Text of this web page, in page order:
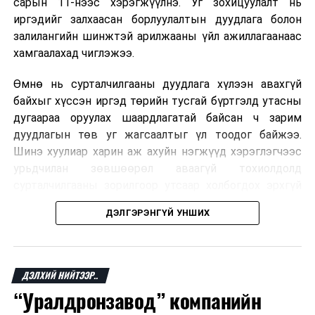
ДАРААХ МЭДЭЭ
Ерөнхийлөгч У.Хүрэлсүх, Австралийн Холбооны Улсын
Амбан захирагч Саманта Мостин нар дурсгалын мод
тарилаа
Тэгш дугаартай тээврийн хэрэгсэл өнөөдөр
хөдөлгөөнд оролцоно
сарын 11-нээс хэрэгжүүлнэ. Уг зохицуулалт нь
иргэдийг залхаасан борлуулалтын дуудлага болон
залилангийн шинжтэй арилжааны үйл ажиллагаанаас
хамгаалахад чиглэжээ.
Өмнө нь сурталчилгааны дуудлага хүлээн авахгүй
байхыг хүссэн иргэд төрийн тусгай бүртгэлд утасны
дугаараа оруулах шаардлагатай байсан ч зарим
дуудлагын төв уг жагсаалтыг үл тоодог байжээ.
Шинэ хуулиар харин аж ахуйн нэгжүүд хэрэглэгчээс
урьдчилан зөвшөөрөл аваагүй тохиолдолд
болно. Иргэн өгсөн зөвшөөрлөө хүссэн үедээ цуцлах
Францын эрх баригчдын тооцоолсноор тус улсын
иргэдийн дөрөвний гурав орчим нь долоо хоног бүр
дор хаяж нэг удаа хүсээгүй сурталчилгааны дуудлага
хүлээн авдаг бөгөөд олон хүн үүнээс ч олон
ДЭЛГЭРЭНГҮЙ УНШИХ
ДЭЛХИЙ НИЙТЭЭР..
“Уралдронзавод” компанийн